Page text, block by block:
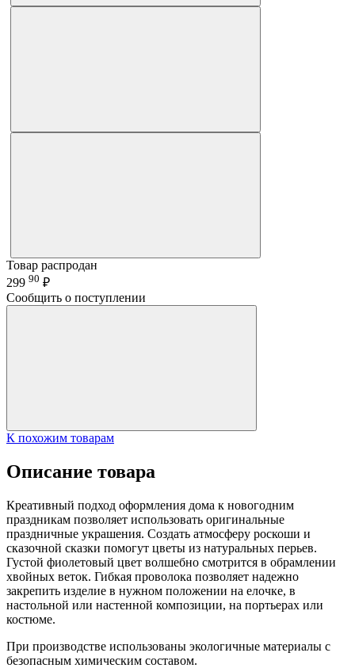
Товар распродан
299 90 ₽
Сообщить о поступлении
К похожим товарам
Описание товара
Креативный подход оформления дома к новогодним
праздникам позволяет использовать оригинальные
праздничные украшения. Создать атмосферу роскоши и
сказочной сказки помогут цветы из натуральных перьев.
Густой фиолетовый цвет волшебно смотрится в обрамлении
хвойных веток. Гибкая проволока позволяет надежно
закрепить изделие в нужном положении на елочке, в
настольной или настенной композиции, на портьерах или
костюме.
При производстве использованы экологичные материалы с
безопасным химическим составом.